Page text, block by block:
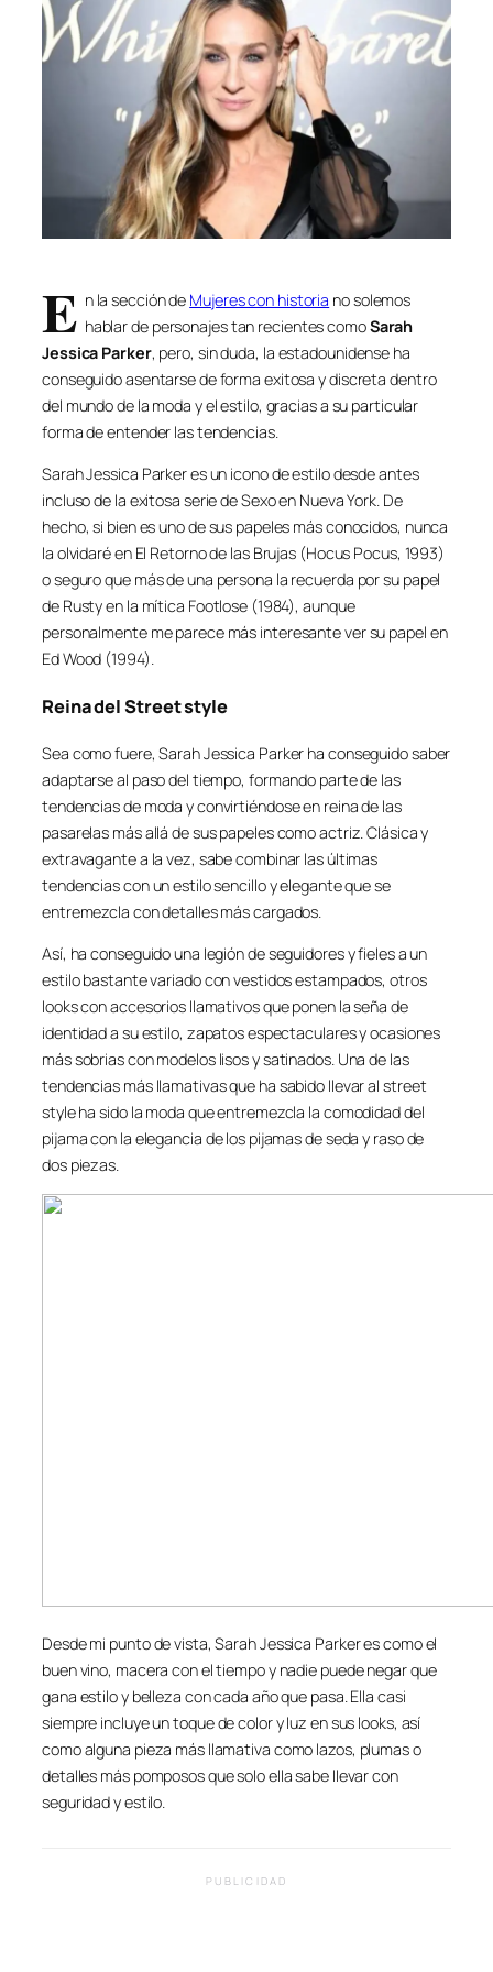
E n la sección de Mujeres con historia no solemos
hablar de personajes tan recientes comoSarah
Jessica Parker, pero, sin duda, la estadounidense ha
conseguido asentarse de forma exitosa y discreta dentro
del mundo de la moda y el estilo, gracias a su particular
forma de entender las tendencias.
Sarah Jessica Parker es un icono de estilo desde antes
incluso de la exitosa serie de Sexo en Nueva York. De
hecho, si bien es uno de sus papeles más conocidos, nunca
la olvidaré en El Retorno de las Brujas (Hocus Pocus, 1993)
o seguro que más de una persona la recuerda por su papel
de Rusty en la mítica Footlose (1984), aunque
personalmente me parece más interesante ver su papel en
Ed Wood (1994).
Reina del Street style
Sea como fuere, Sarah Jessica Parker ha conseguido saber
adaptarse al paso del tiempo, formando parte de las
tendencias de moda y convirtiéndose en reina de las
pasarelas más allá de sus papeles como actriz. Clásica y
extravagante a la vez, sabe combinar las últimas
tendencias con un estilo sencillo y elegante que se
entremezcla con detalles más cargados.
Así, ha conseguido una legión de seguidores y fieles a un
estilo bastante variado con vestidos estampados, otros
looks con accesorios llamativos que ponen la seña de
identidad a su estilo, zapatos espectaculares y ocasiones
más sobrias con modelos lisos y satinados. Una de las
tendencias más llamativas que ha sabido llevar al street
styleha sido la moda que entremezcla la comodidad del
pijama con la elegancia de los pijamas de seda y raso de
dos piezas.
Desde mi punto de vista, Sarah Jessica Parker es como el
buen vino, macera con el tiempo y nadie puede negar que
gana estilo y belleza con cada año que pasa. Ella casi
siempre incluye un toque de color y luz en sus looks, así
como alguna pieza más llamativa como lazos, plumas o
detalles más pomposos que solo ella sabe llevar con
seguridad y estilo.
PUBLICIDAD